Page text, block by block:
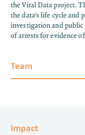
the Viral Data project.
the data’s life cycle
investigation and public
of arrests for evidence
Team
Impact